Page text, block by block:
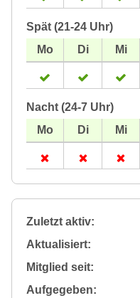
Spät (21-24 Uhr)
Nacht (24-7 Uhr)
Zuletzt aktiv:
Aktualisiert:
Mitglied seit:
Aufgegeben: